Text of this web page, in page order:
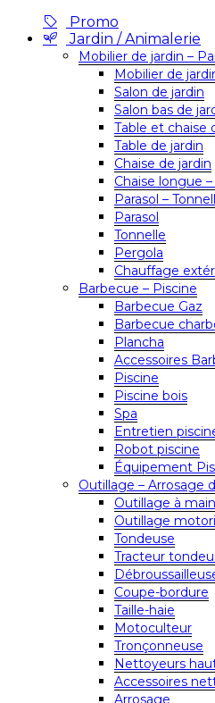
Promo
Jardin / Animalerie
Mobilier de jardin –
Mobilier de
Salon de jardin
Salon bas de
Table et chaise
Table de jardin
Chaise de jardin
Chaise longue
Parasol –
Parasol
Tonnelle
Pergola
Chauffage
Barbecue – Piscine
Barbecue Gaz
Barbecue
Plancha
Accessoires
Piscine
Piscine bois
Spa
Entretien
Robot piscine
Équipement
Outillage – Arrosage
Outillage à
Outillage
Tondeuse
Tracteur
Coupe-bordure
Taille-haie
Motoculteur
Tronçonneuse
Nettoyeurs
Accessoires
Arrosage